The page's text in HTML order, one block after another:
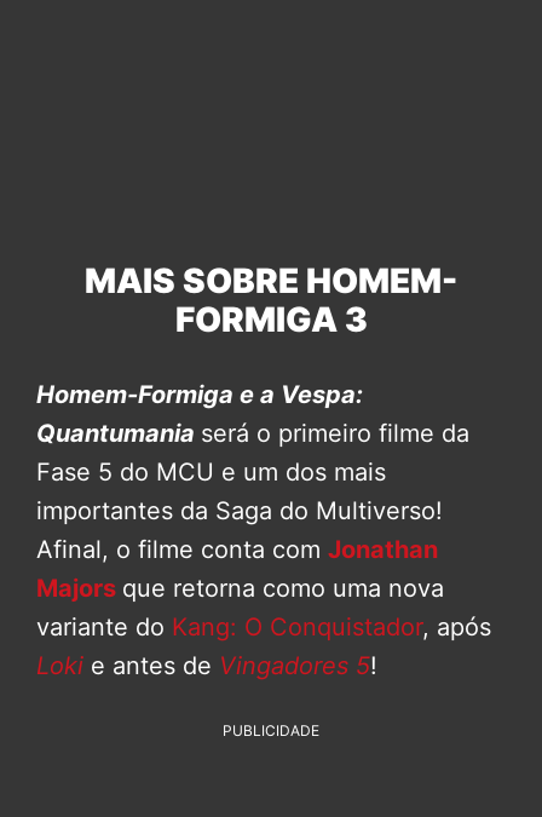
MAIS SOBRE HOMEM-
FORMIGA 3
Homem-Formiga e a Vespa:
Quantumania será o primeiro filme da
Fase 5 do MCU e um dos mais
importantes da Saga do Multiverso!
Afinal, o filme conta com Jonathan
Majors que retorna como uma nova
variante do Kang: O Conquistador, após
Loki e antes de Vingadores 5!
PUBLICIDADE